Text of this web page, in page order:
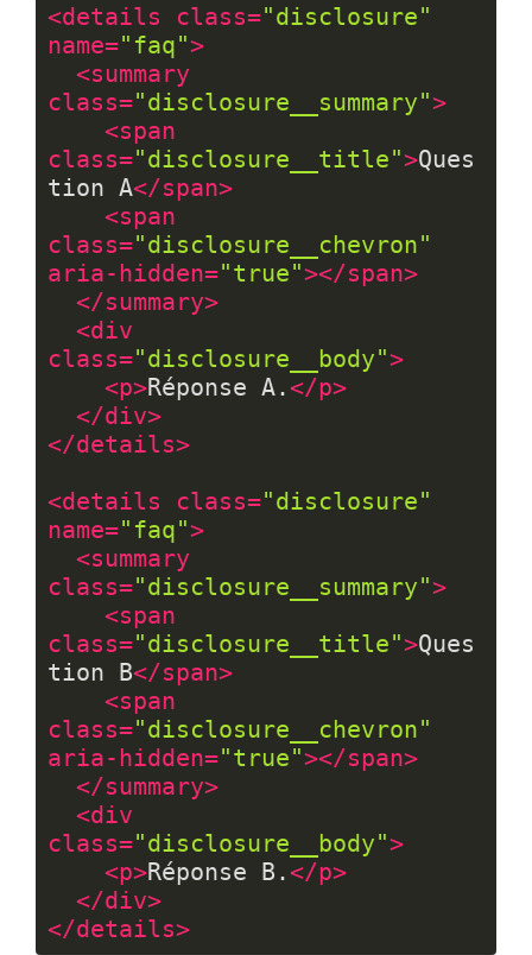
<details class="disclosure"
name="faq">
<summary
class="disclosure__summary">
<span
class="disclosure__title">Ques
tion A</span>
<span
class="disclosure__chevron"
aria-hidden="true"></span>
</summary>
<div
class="disclosure__body">
<p>Réponse A.</p>
</div>
</details>
<details class="disclosure"
name="faq">
<summary
class="disclosure__summary">
<span
class="disclosure__title">Ques
tion B</span>
<span
class="disclosure__chevron"
aria-hidden="true"></span>
</summary>
<div
class="disclosure__body">
<p>Réponse B.</p>
</div>
</details>